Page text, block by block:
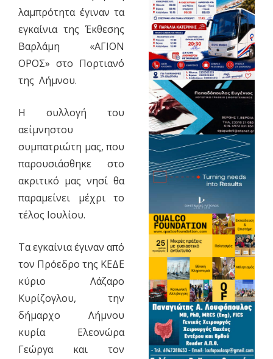
λαμπρότητα έγιναν τα
εγκαίνια της Έκθεσης
Βαρλάμη «ΑΓΙΟΝ
ΟΡΟΣ» στo Πορτιανό
της Λήμνου.
Η συλλογή του
αείμνηστου
συμπατριώτη μας, που
παρουσιάσθηκε στο
ακριτικό μας νησί θα
παραμείνει μέχρι το
τέλος Ιουλίου.
Τα εγκαίνια έγιναν από
τον Πρόεδρο της ΚΕΔΕ
κύριο Λάζαρο
Κυρίζογλου, την
δήμαρχο Λήμνου
κυρία Ελεονώρα
Γεώργα και τον